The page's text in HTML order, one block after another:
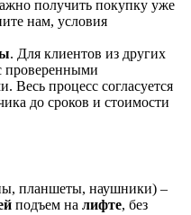
получить покупку уже
нам, условия
. Для клиентов из других
проверенными
Весь процесс согласуется
до сроков и стоимости
планшеты, наушники) –
подъем на лифте, без